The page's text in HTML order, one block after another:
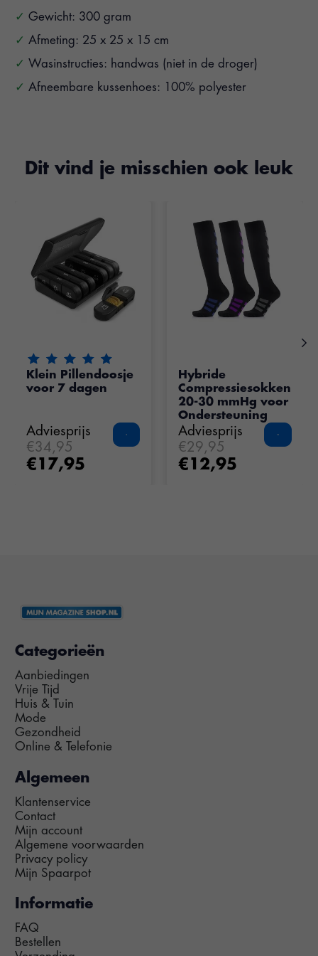
Gewicht: 300 gram
Afmeting: 25 x 25 x 15 cm
Wasinstructies: handwas (niet in de droger)
Afneembare kussenhoes: 100% polyester
Dit vind je misschien ook leuk
De beoordeling van dit product is 5 van de 5
Klein Pillendoosje
voor 7 dagen
Adviesprijs
€34,95
€17,95
Hybride
Compressiesokken
20-30 mmHg voor
Ondersteuning
Adviesprijs
€29,95
€12,95
Categorieën
Aanbiedingen
Vrije Tijd
Huis & Tuin
Mode
Gezondheid
Online & Telefonie
Algemeen
Klantenservice
Contact
Mijn account
Algemene voorwaarden
Privacy policy
Mijn Spaarpot
Informatie
FAQ
Bestellen